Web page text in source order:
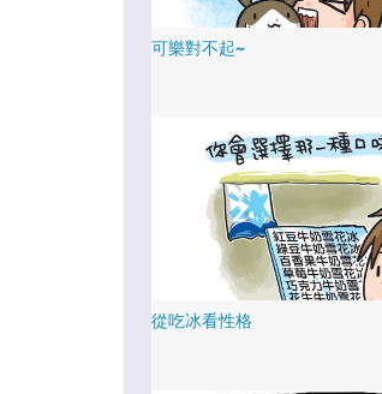
可樂對不起~
從吃冰看性格